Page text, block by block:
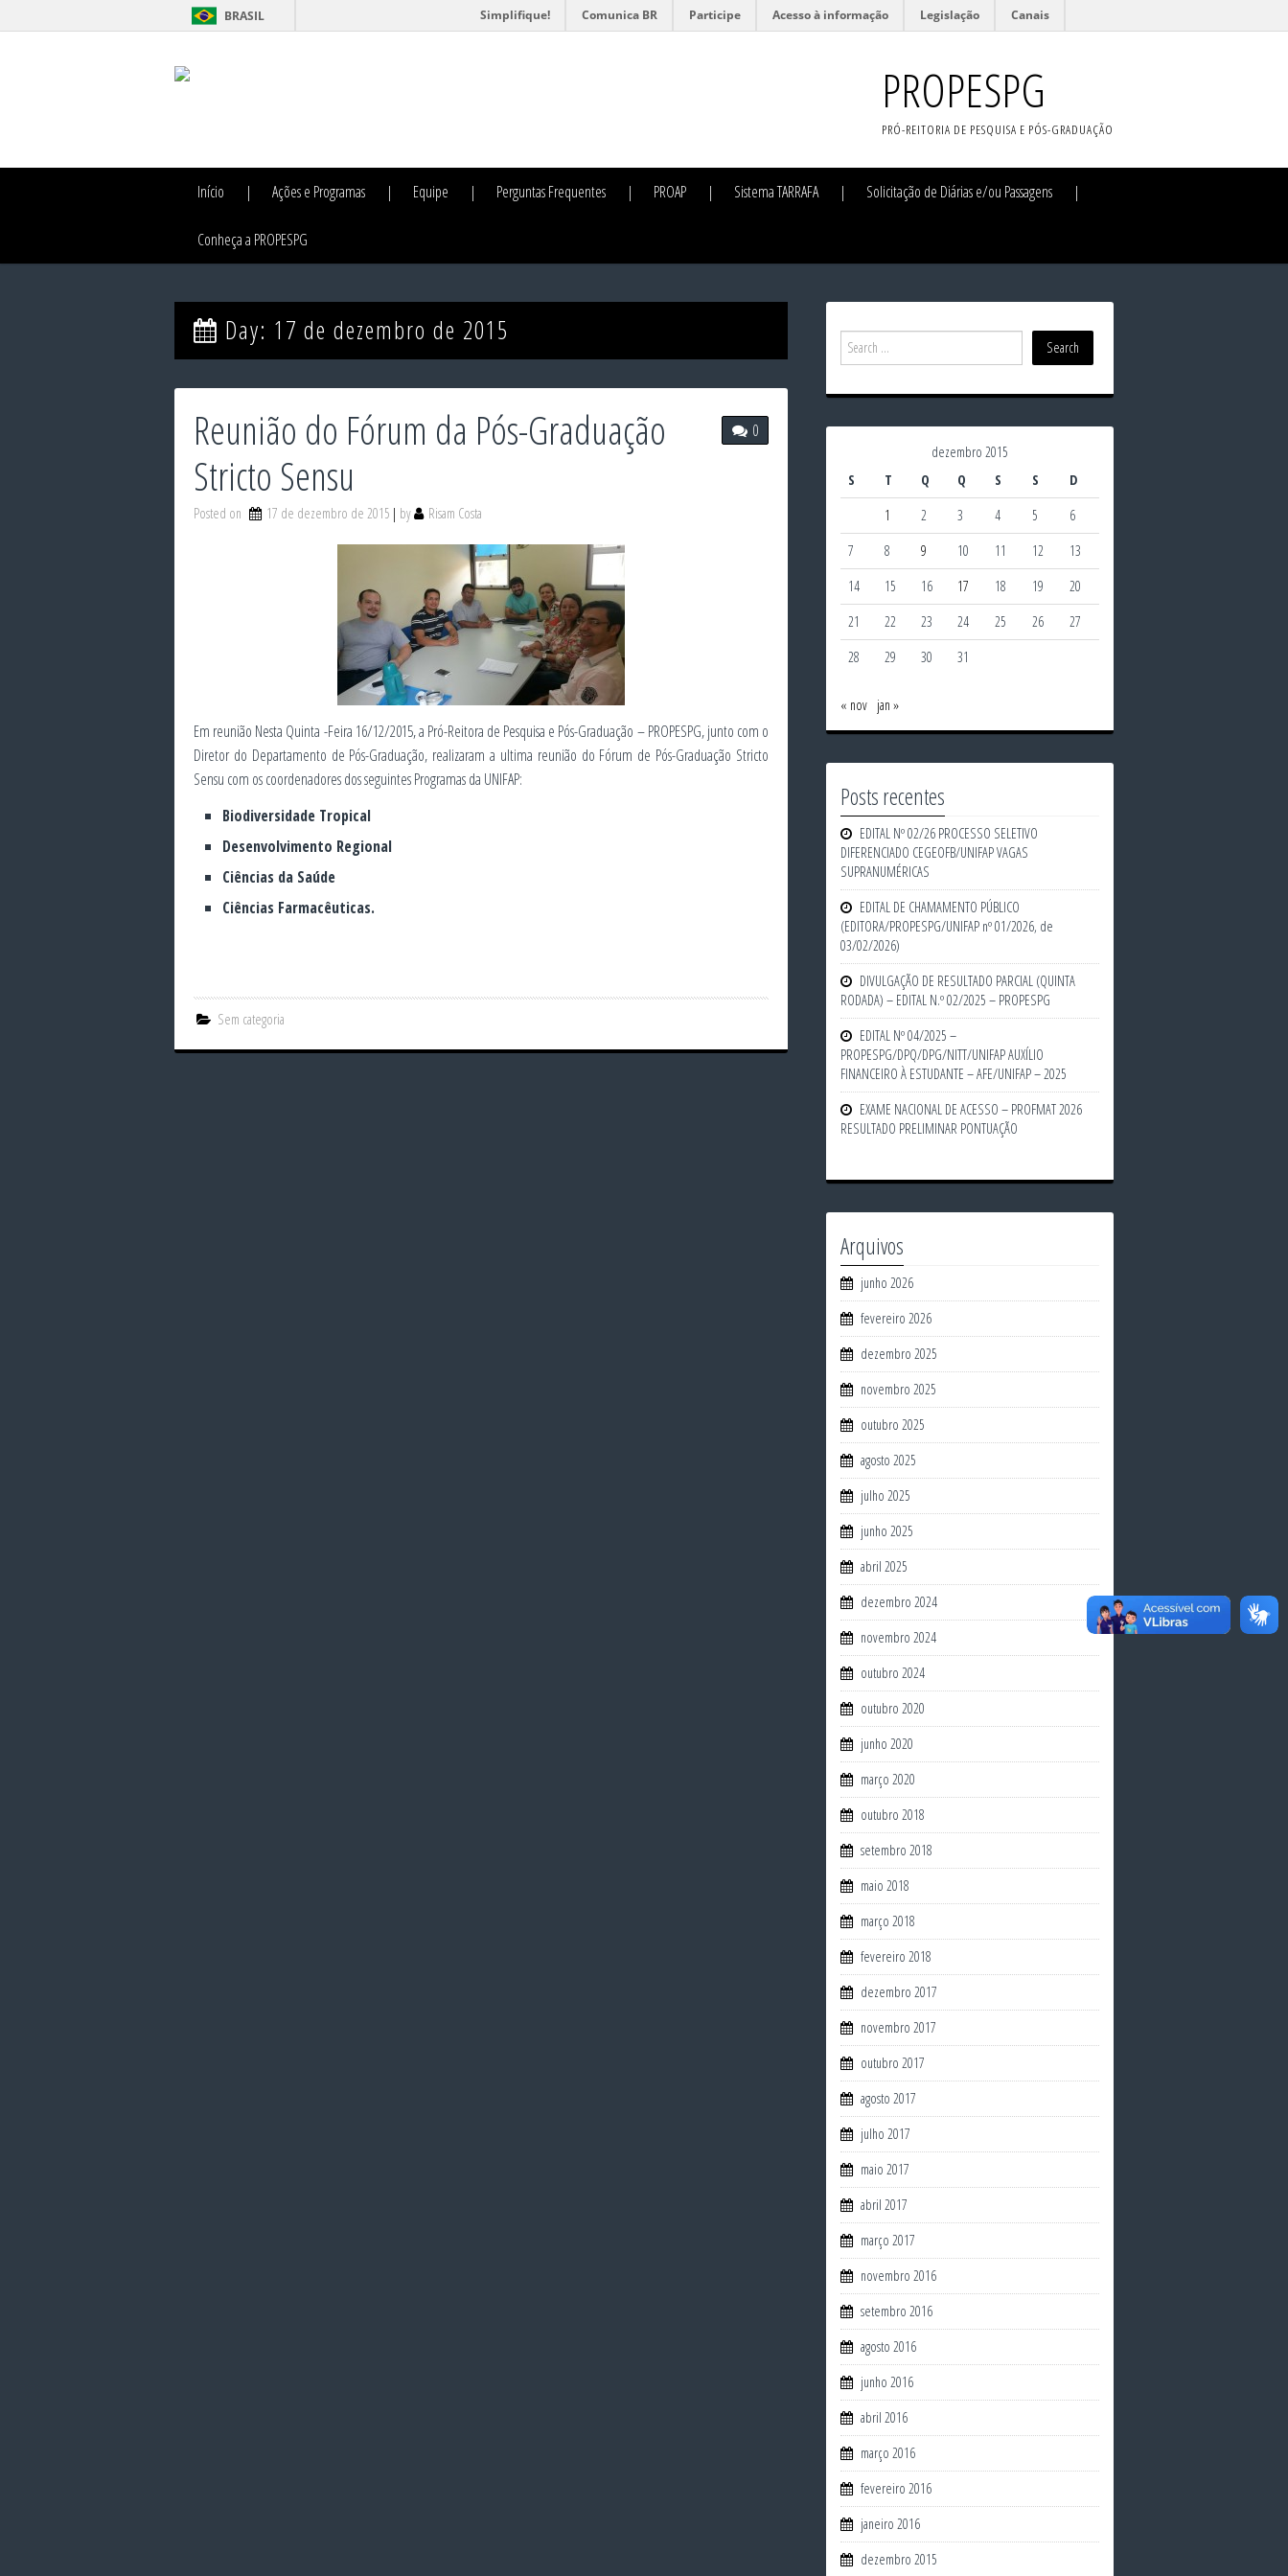
BRASIL Simplifique! Comunica BR Participe Acesso à informação Legislação Canais
PROPESPG
PRÓ-REITORIA DE PESQUISA E PÓS-GRADUAÇÃO
Início Ações e Programas Equipe Perguntas Frequentes PROAP Sistema TARRAFA Solicitação de Diárias e/ou Passagens
Conheça a PROPESPG
Day: 17 de dezembro de 2015
0
Reunião do Fórum da Pós-Graduação
Stricto Sensu
Posted on 17 de dezembro de 2015 by Risam Costa
Em reunião Nesta Quinta -Feira 16/12/2015, a Pró-Reitora de Pesquisa e Pós-Graduação – PROPESPG, junto com o
Diretor do Departamento de Pós-Graduação, realizaram a ultima reunião do Fórum de Pós-Graduação Stricto
Sensu com os coordenadores dos seguintes Programas da UNIFAP:
Biodiversidade Tropical
Desenvolvimento Regional
Ciências da Saúde
Ciências Farmacêuticas.
Sem categoria
dezembro 2015
S
T Q Q S S
D
1
2 3 4 5
6
7
8 9 10 11 12
13
14
15 16 17 18 19
20
21
22 23 24 25 26
27
28
29 30 31
« nov jan »
Posts recentes
EDITAL Nº 02/26 PROCESSO SELETIVO
DIFERENCIADO CEGEOFB/UNIFAP VAGAS
SUPRANUMÉRICAS
EDITAL DE CHAMAMENTO PÚBLICO
(EDITORA/PROPESPG/UNIFAP nº 01/2026, de
03/02/2026)
DIVULGAÇÃO DE RESULTADO PARCIAL (QUINTA
RODADA) – EDITAL N.º 02/2025 – PROPESPG
EDITAL Nº 04/2025 –
PROPESPG/DPQ/DPG/NITT/UNIFAP AUXÍLIO
FINANCEIRO À ESTUDANTE – AFE/UNIFAP – 2025
EXAME NACIONAL DE ACESSO – PROFMAT 2026
RESULTADO PRELIMINAR PONTUAÇÃO
Arquivos
junho 2026
fevereiro 2026
dezembro 2025
novembro 2025
outubro 2025
agosto 2025
julho 2025
junho 2025
abril 2025
dezembro 2024
novembro 2024
outubro 2024
outubro 2020
junho 2020
março 2020
outubro 2018
setembro 2018
maio 2018
março 2018
fevereiro 2018
dezembro 2017
novembro 2017
outubro 2017
agosto 2017
julho 2017
maio 2017
abril 2017
março 2017
novembro 2016
setembro 2016
agosto 2016
junho 2016
abril 2016
março 2016
fevereiro 2016
janeiro 2016
dezembro 2015